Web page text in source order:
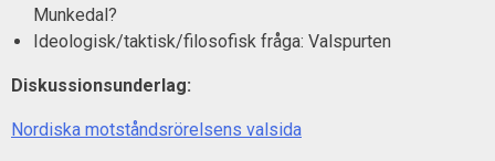
Munkedal?
Ideologisk/taktisk/filosofisk fråga: Valspurten
Diskussionsunderlag:
Nordiska motståndsrörelsens valsida